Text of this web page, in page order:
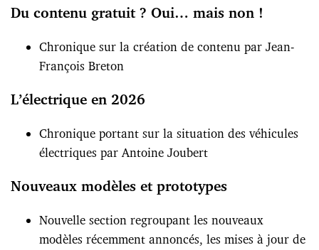
Du contenu gratuit ? Oui… mais non !
Chronique sur la création de contenu par Jean-
François Breton
L’électrique en 2026
Chronique portant sur la situation des véhicules
électriques par Antoine Joubert
Nouveaux modèles et prototypes
Nouvelle section regroupant les nouveaux
modèles récemment annoncés, les mises à jour de